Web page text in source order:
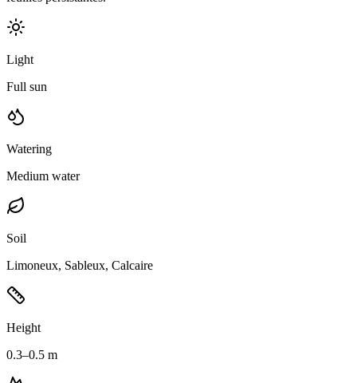
Light
Full sun
Watering
Medium water
Soil
Limoneux, Sableux, Calcaire
Height
0.3–0.5 m